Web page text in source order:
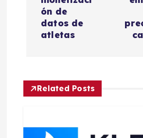
ó
n
d
ón de
datos de
atletas
Related Posts